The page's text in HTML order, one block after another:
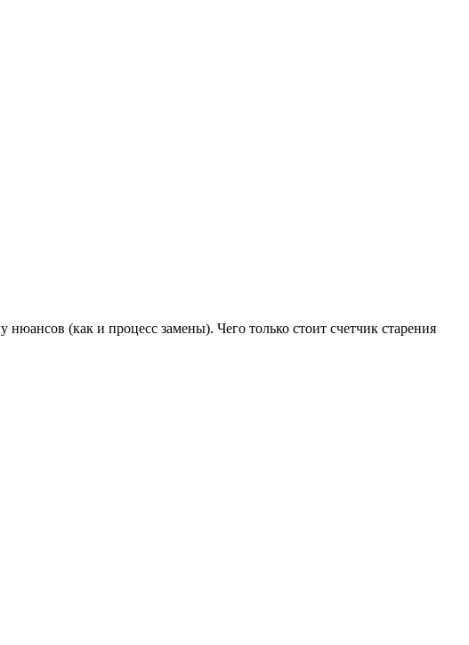
(как и процесс замены). Чего только стоит счетчик старения